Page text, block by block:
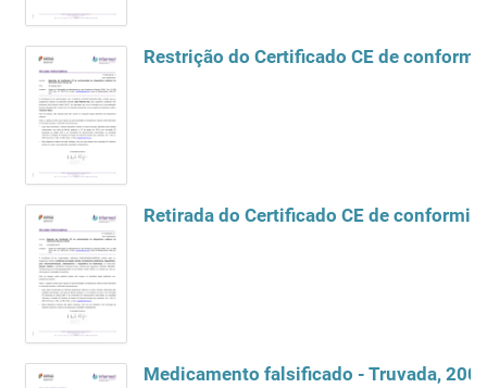
Medicamento falsificado - Truvada, 200